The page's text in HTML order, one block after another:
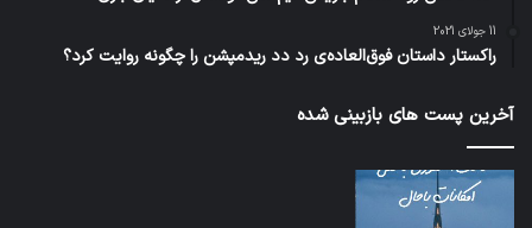
11 جولای 2021
راکستار داستان فوق‌العاده‌ی رد دد ریدمپشن را چگونه روایت کرد؟
آخرین پست های بازبینی شده